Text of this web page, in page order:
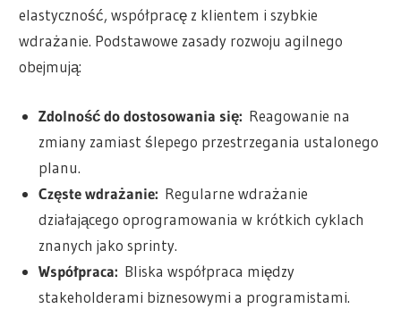
elastyczność, współpracę z klientem i szybkie
wdrażanie. Podstawowe zasady rozwoju agilnego
obejmują:
Zdolność do dostosowania się: Reagowanie na
zmiany zamiast ślepego przestrzegania ustalonego
planu.
Częste wdrażanie: Regularne wdrażanie
działającego oprogramowania w krótkich cyklach
znanych jako sprinty.
Współpraca: Bliska współpraca między
stakeholderami biznesowymi a programistami.